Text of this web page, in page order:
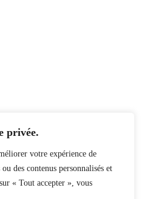
privée.
votre expérience de
des contenus personnalisés et
« Tout accepter », vous